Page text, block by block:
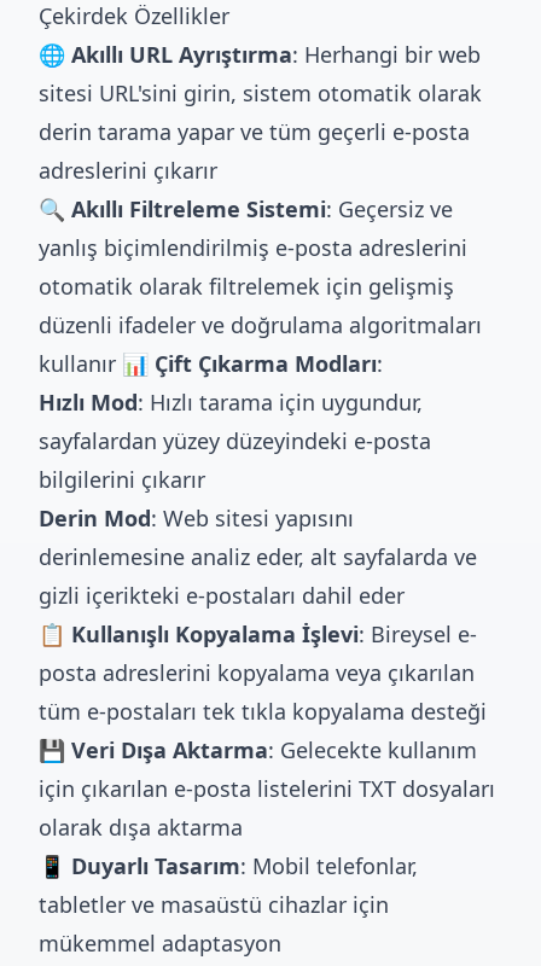
Çekirdek Özellikler
🌐 Akıllı URL Ayrıştırma: Herhangi bir web
sitesi URL'sini girin, sistem otomatik olarak
derin tarama yapar ve tüm geçerli e-posta
adreslerini çıkarır
🔍 Akıllı Filtreleme Sistemi: Geçersiz ve
yanlış biçimlendirilmiş e-posta adreslerini
otomatik olarak filtrelemek için gelişmiş
düzenli ifadeler ve doğrulama algoritmaları
kullanır 📊 Çift Çıkarma Modları:
Hızlı Mod: Hızlı tarama için uygundur,
sayfalardan yüzey düzeyindeki e-posta
bilgilerini çıkarır
Derin Mod: Web sitesi yapısını
derinlemesine analiz eder, alt sayfalarda ve
gizli içerikteki e-postaları dahil eder
📋 Kullanışlı Kopyalama İşlevi: Bireysel e-
posta adreslerini kopyalama veya çıkarılan
tüm e-postaları tek tıkla kopyalama desteği
💾 Veri Dışa Aktarma: Gelecekte kullanım
için çıkarılan e-posta listelerini TXT dosyaları
olarak dışa aktarma
📱 Duyarlı Tasarım: Mobil telefonlar,
tabletler ve masaüstü cihazlar için
mükemmel adaptasyon